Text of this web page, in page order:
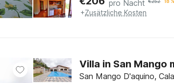
pro Nacht
+Zusätzliche Kosten
Villa in San Mango
San Mango D'aquino,